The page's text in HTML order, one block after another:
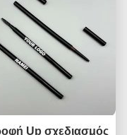
Up σχεδιασμός